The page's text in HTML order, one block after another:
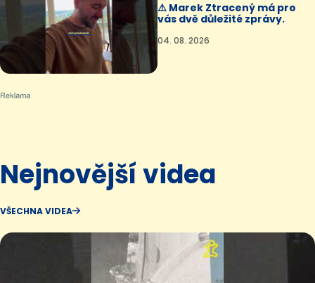
⚠️ Marek Ztracený má pro
vás dvě důležité zprávy.
04. 08. 2026
Nejnovější videa
VŠECHNA VIDEA